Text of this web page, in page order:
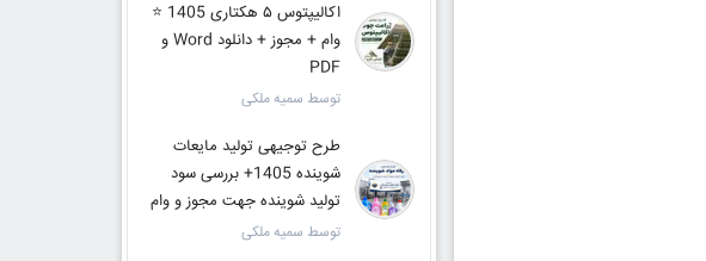
اکالیپتوس ۵ هکتاری 1405 ⭐️
وام + مجوز + دانلود Word و
PDF
توسط سمیه ملکی
طرح توجیهی تولید مایعات
شوینده 1405+ بررسی سود
تولید شوینده جهت مجوز و وام
توسط سمیه ملکی